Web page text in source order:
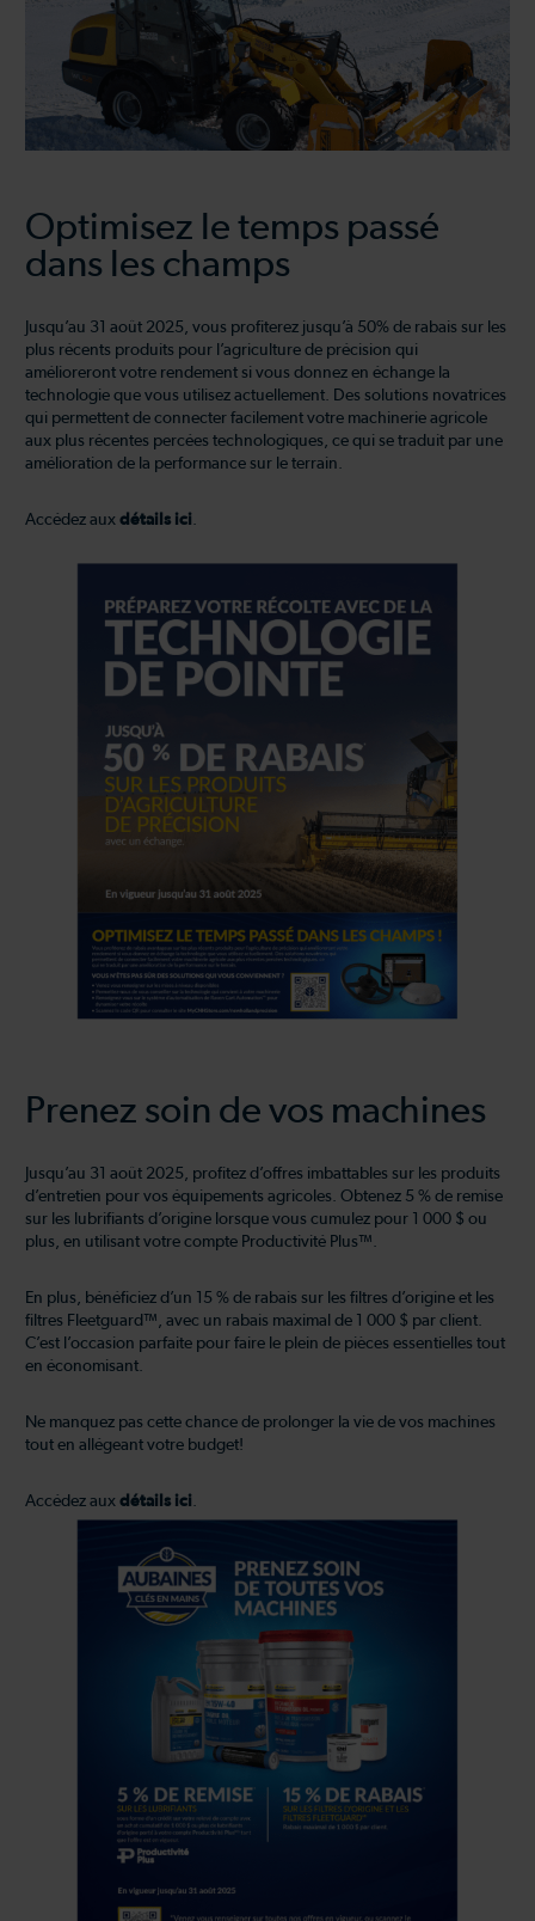
Optimisez le temps passé
dans les champs
Jusqu’au 31 août 2025, vous profiterez jusqu’à 50% de rabais sur les
plus récents produits pour l’agriculture de précision qui
amélioreront votre rendement si vous donnez en échange la
technologie que vous utilisez actuellement. Des solutions novatrices
qui permettent de connecter facilement votre machinerie agricole
aux plus récentes percées technologiques, ce qui se traduit par une
amélioration de la performance sur le terrain.
Accédez aux détails ici
Prenez soin de vos machines
Jusqu’au 31 août 2025, profitez d’offres imbattables sur les produits
d’entretien pour vos équipements agricoles. Obtenez 5 % de remise
sur les lubrifiants d’origine lorsque vous cumulez pour 1 000 $ ou
plus, en utilisant votre compte Productivité Plus™.
En plus, bénéficiez d’un 15 % de rabais sur les filtres d’origine et les
filtres Fleetguard™, avec un rabais maximal de 1 000 $ par client.
C’est l’occasion parfaite pour faire le plein de pièces essentielles tout
en économisant.
Ne manquez pas cette chance de prolonger la vie de vos machines
tout en allégeant votre budget!
Accédez aux détails ici